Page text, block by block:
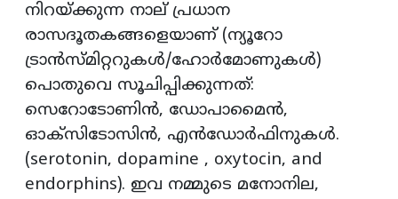
നിറയ്ക്കുന്ന നാല് പ്രധാന
രാസദൂതകങ്ങളെയാണ് (ന്യൂറോ
ട്രാൻസ്മിറ്ററുകൾ/ഹോർമോണുകൾ)
പൊതുവെ സൂചിപ്പിക്കുന്നത്:
സെറോടോണിൻ, ഡോപാമൈൻ,
ഓക്സിടോസിൻ, എൻഡോർഫിനുകൾ.
(serotonin, dopamine , oxytocin, and
endorphins). ഇവ നമ്മുടെ മനോനില,